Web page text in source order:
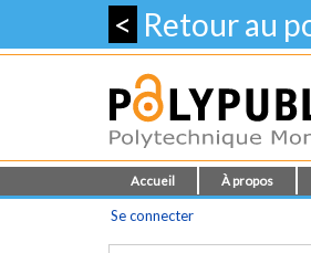
< Retour au
Accueil À propos
Se connecter